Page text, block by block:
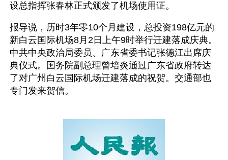
设总指挥张春林正式颁发了机场使用证。
报导说，历时3年零10个月建设，总投资198亿元的
新白云国际机场8月2日上午9时举行迁建落成庆典。
中共中央政治局委员、广东省委书记张德江出席庆
典仪式。国务院副总理曾培炎通过广东省政府转达
了对广州白云国际机场迁建落成的祝贺。交通部也
专门发来贺信。